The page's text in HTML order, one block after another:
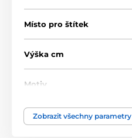
Místo pro štítek
Výška cm
Motiv
Typ ocenění
Zobrazit všechny parametry